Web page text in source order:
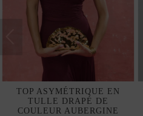
TOP ASYMÉTRIQUE EN
TULLE DRAPÉ DE
COULEUR AUBERGINE